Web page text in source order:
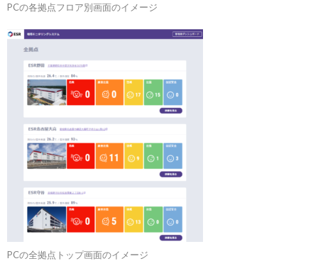
PCの各拠点フロア別画面のイメージ
PCの全拠点トップ画面のイメージ